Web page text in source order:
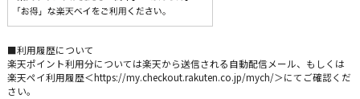
■利用履歴について
楽天ポイント利用分については楽天から送信される自動配信メール、もしくは
楽天ペイ利用履歴＜https://my.checkout.rakuten.co.jp/mych/＞にてご確認くだ
さい。